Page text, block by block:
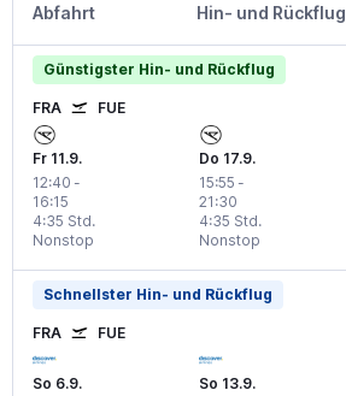
Abfahrt Hin- und Rückflug
Günstigster Hin- und Rückflug
FRA FUE
Fr 11.9.
12:40 -
16:15
Nonstop
4:35 Std.
Do 17.9.
15:55 -
21:30
Nonstop
4:35 Std.
Schnellster Hin- und Rückflug
FRA FUE
So 6.9.
So 13.9.